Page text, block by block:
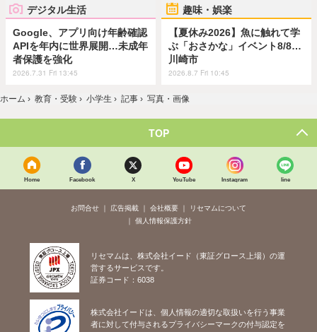
デジタル生活
Google、アプリ向け年齢確認
APIを年内に世界展開…未成年
者保護を強化
2026.7.31 Fri 13:45
趣味・娯楽
【夏休み2026】魚に触れて学
ぶ「おさかな」イベント8/8…
川崎市
2026.8.7 Fri 10:45
ホーム › 教育・受験 › 小学生 › 記事 › 写真・画像
TOP
Home Facebook X YouTube Instagram line
お問合せ 広告掲載 会社概要
リセマムについて
個人情報保護方針
リセマムは、株式会社イード（東証グロース上場）の運
営するサービスです。
証券コード：6038
株式会社イードは、個人情報の適切な取扱いを行う事業
者に対して付与されるプライバシーマークの付与認定を